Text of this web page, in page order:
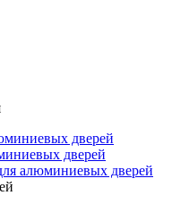
дверей
дверей
алюминиевых дверей